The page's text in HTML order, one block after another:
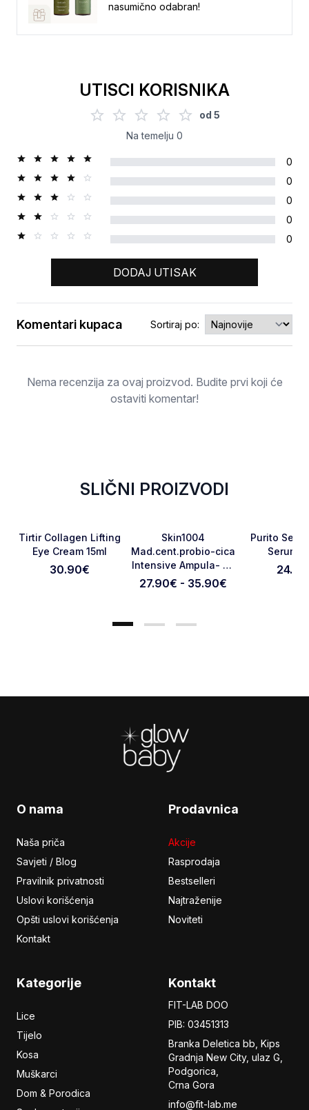
nasumično odabran!
UTISCI KORISNIKA
od 5
Na temelju 0
0
0
0
0
0
DODAJ UTISAK
Ocjena
Otkaži pregled Pošaljite pregled
Komentari kupaca Sortiraj po:
Nema recenzija za ovaj proizvod. Budite prvi koji će
ostaviti komentar!
SLIČNI PROIZVODI
Favorite
Tirtir Collagen Lifting
Eye Cream 15ml
30.90€
Favorite
Skin1004
Mad.cent.probio-cica
Intensive Ampula- 50
Ml
27.90€ - 35.90€
Purito
Serum
24.90
O nama
Naša priča
Savjeti / Blog
Pravilnik privatnosti
Uslovi korišćenja
Opšti uslovi korišćenja
Kontakt
Prodavnica
Akcije
Rasprodaja
Bestselleri
Najtraženije
Noviteti
Kategorije
Lice
Tijelo
Kosa
Muškarci
Dom & Porodica
Kontakt
FIT-LAB DOO
PIB: 03451313
Branka Deletica bb, Kips
Gradnja New City, ulaz G,
Podgorica,
Crna Gora
info@fit-lab.me